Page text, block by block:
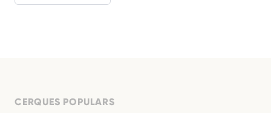
CERQUES POPULARS